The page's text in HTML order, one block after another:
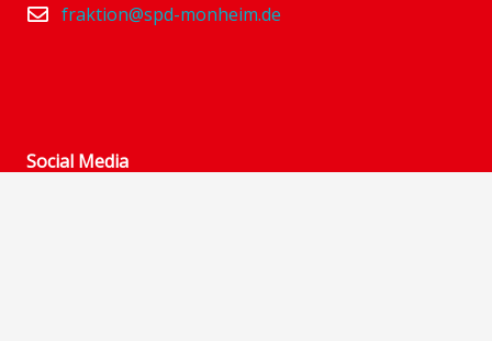
fraktion@spd-monheim.de
Social Media